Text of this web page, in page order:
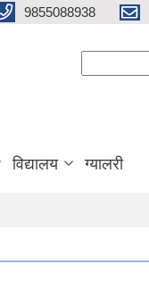
9855088938
विद्यालय ग्यालरी